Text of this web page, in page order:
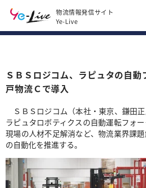
物流情報発信サイト
Ye-Live
ＳＢＳロジコム、ラピュタの自動
戸物流Ｃで導入
ＳＢＳロジコム（本社・東京、鎌田正
ラピュタロボティクスの自動運転フォー
現場の人材不足解消など、物流業界課
の自動化を推進する。